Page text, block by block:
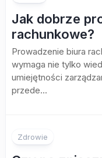
Jak dobrze
rachunkowe?
Prowadzenie biura
wymaga nie tylko
umiejętności
przede...
Zdrowie